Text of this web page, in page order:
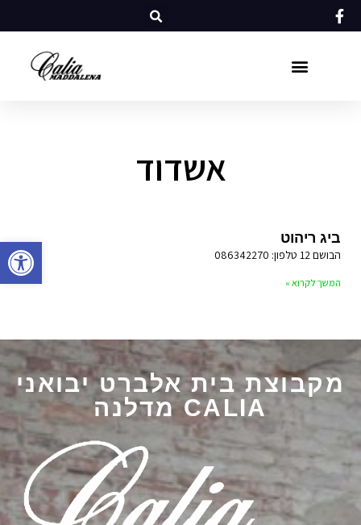
פתח
אשדוד
ביג ריהוט
הבושם 12 טלפון: 086342270
המשך לקרוא »
מקבוצת בית אלברט יבואני
CALIA מדלנה